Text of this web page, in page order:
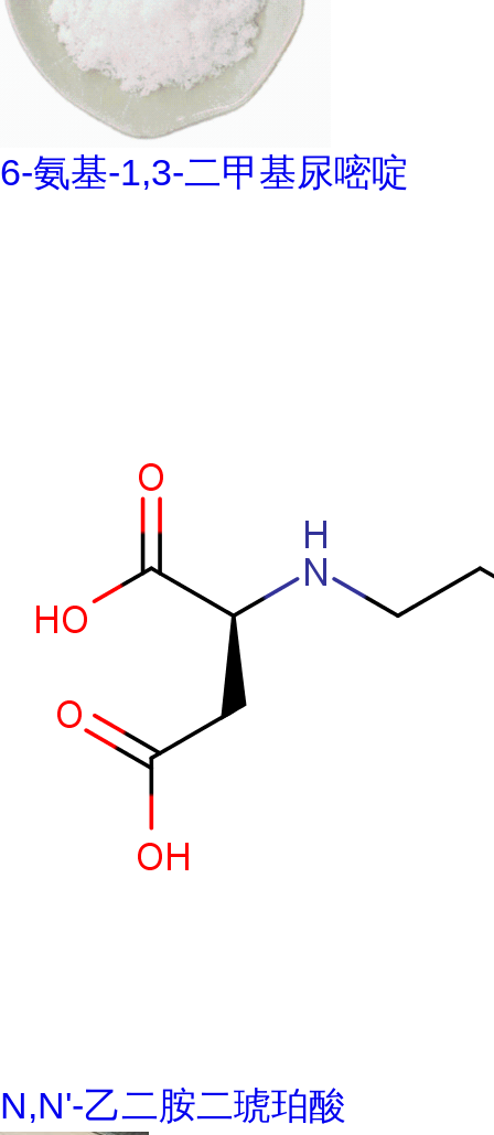
6-氨基-1,3-二甲基尿嘧啶
N,N'-乙二胺二琥珀酸